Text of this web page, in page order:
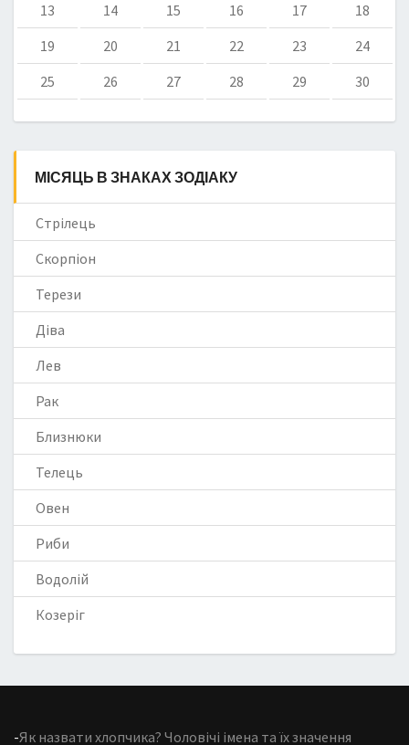
13
14 15 16 17
18
19
20 21 22 23
24
25
26 27 28 29 30
МІСЯЦЬ В ЗНАКАХ ЗОДІАКУ
Стрілець
Скорпіон
Терези
Діва
Лев
Рак
Близнюки
Телець
Овен
Риби
Водолій
Козеріг
-Як назвати хлопчика? Чоловічі імена та їх значення